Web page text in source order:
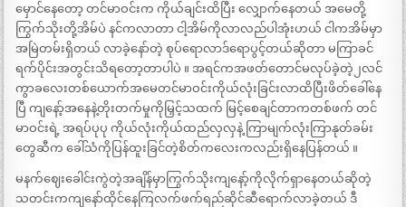
မှောင်နေတော့ တင်မာဝင်းက ကိုယ်ချင်းထိပြီး လျှောက်နေတယ် အမေတို့
ကြွက်သိုးတို့အိမ်ပဲ နင်ကလာတာ ငါ့အိမ်ကိုလာလည်ပါအုံးဟယ် ငါကအိမ်မှာ
အမြဲတမ်းရှိတယ် လာခဲ့နော်တဲ့ စုပ်ရောလာဒ်ရောပွင့်တယ်ဆိုတာ မကြာခင်
ရက်ပိုင်းအတွင်းသိရတော့တာပါပဲ ။ အရင်ကအဖတ်တောင်မလုပ်ခဲ့တဲ့၂လင်
ကွာခလေးတစ်ယောက်အမေတင်မာဝင်းကိုယ်လုံးခြင်းလာထိပြီးဖိတ်ခေါ်နေ
ပြီ ကျနော့်အနေနဲ့တိုးတက်မှုကိုမြှင့်သထက် မြင့်စေချင်တာကတစ်ဖက် တင်
မာဝင်းရဲ့ အရပ်ပုပု ကိုယ်လုံးကိုယ်ထည်လှလှနဲ့ ကြာမျက်လုံးကြာနုတ်ခမ်း
တွေဆီက ခေါ်သံကိုပြန်ထူးခြင်တဲ့စိတ်ကလေးကလည်းရှိနေပြန်တယ် ။
မနက်ဈေးခေါင်းကွဲတဲ့အချိန်မှာကြွက်သိုးကျနော့်ကိုလိုက်ရှာနေတယ်ဆိုတဲ့
သတင်းကကျနော်ထိုင်နေကြလက်ဖက်ရည်ဆိုင်ဆီရောက်လာခဲ့တယ် ဒီ